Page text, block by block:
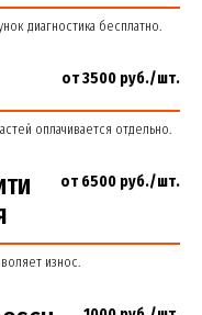
диагностика бесплатно.
от 3500 руб./шт.
оплачивается отдельно.
от 6500 руб./шт.
износ.